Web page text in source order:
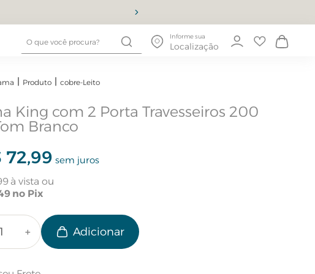
Informe sua
Localização
Produto cobre-Leito
King com 2 Porta Travesseiros 200
Branco
72,99 sem juros
＋